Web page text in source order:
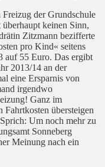
der Grundschule
überhaupt keinen Sinn,
Zitzmann bezifferte
pro Kind« seitens
auf 55 Euro. Das ergibt
2013/14 an der
eine Ersparnis von
irgendwo
Ganz im
Fahrtkosten übersteigen
Um noch mehr zu
Sonneberg
Meinung nach ein